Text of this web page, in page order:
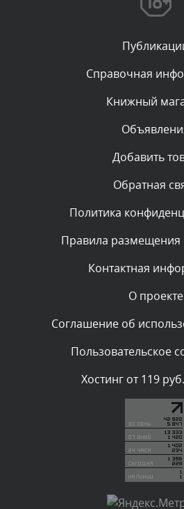
Комментарий проверяется
Текст комментария будет виден
администратором.
Комментарий проверяется
Текст комментария будет виден
администратором.
Комментарий проверяется
администратором.
Комментарий проверяется
администратором.
Комментарий проверяется
Текст комментария будет виден
Комментарий проверяется
Текст комментария будет виден
администратором.
Справочная
Книжный
Добавить
Обратная
Политика
Правила размещения
Контактная
О проекте
Соглашение об
Пользовательское
Хостинг от 119